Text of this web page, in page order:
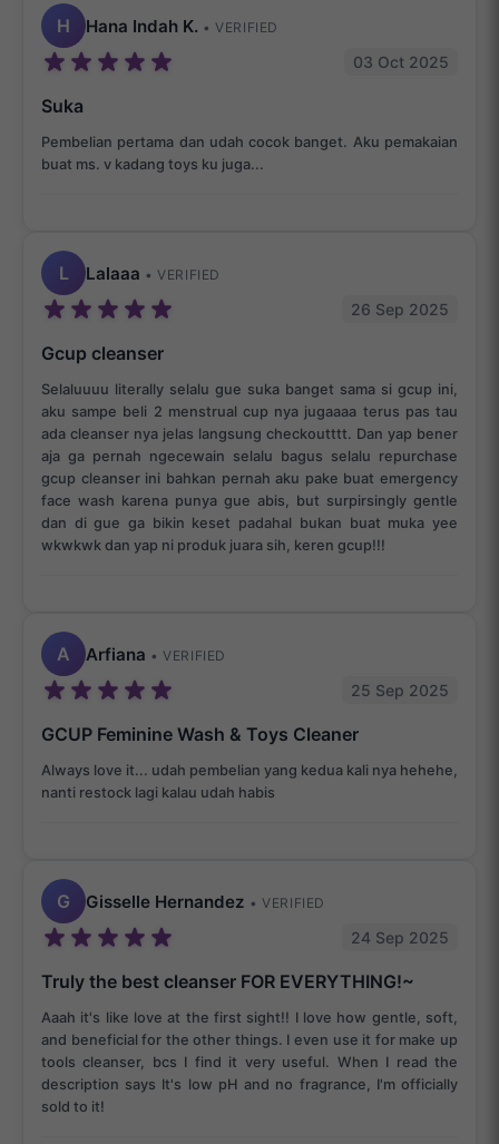
H Hana Indah K. • VERIFIED
03 Oct 2025
Suka
Pembelian pertama dan udah cocok banget. Aku pemakaian
buat ms. v kadang toys ku juga...
L Lalaaa • VERIFIED
26 Sep 2025
Gcup cleanser
Selaluuuu literally selalu gue suka banget sama si gcup ini,
aku sampe beli 2 menstrual cup nya jugaaaa terus pas tau
ada cleanser nya jelas langsung checkoutttt. Dan yap bener
aja ga pernah ngecewain selalu bagus selalu repurchase
gcup cleanser ini bahkan pernah aku pake buat emergency
face wash karena punya gue abis, but surpirsingly gentle
dan di gue ga bikin keset padahal bukan buat muka yee
wkwkwk dan yap ni produk juara sih, keren gcup!!!
A Arfiana • VERIFIED
25 Sep 2025
GCUP Feminine Wash & Toys Cleaner
Always love it... udah pembelian yang kedua kali nya hehehe,
nanti restock lagi kalau udah habis
G Gisselle Hernandez • VERIFIED
24 Sep 2025
Truly the best cleanser FOR EVERYTHING!~
Aaah it's like love at the first sight!! I love how gentle, soft,
and beneficial for the other things. I even use it for make up
tools cleanser, bcs I find it very useful. When I read the
description says It's low pH and no fragrance, I'm officially
sold to it!